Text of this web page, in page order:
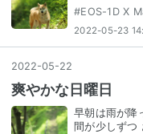
#EOS-1D X
2022-05-23
2022-05-22
爽やかな日曜日
早朝は雨が降
間が少しずつ